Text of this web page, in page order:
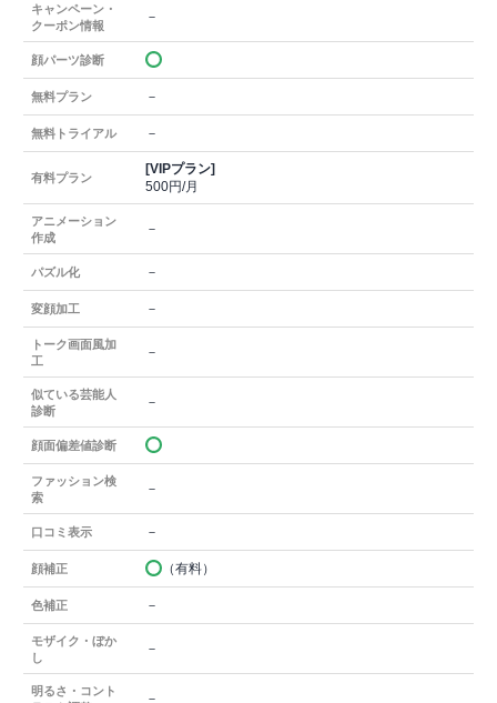
キャンペーン・
クーポン情報
－
顔パーツ診断
無料プラン －
無料トライアル －
有料プラン
[VIPプラン]
500円/月
アニメーション
作成
－
パズル化 －
変顔加工 －
トーク画面風加
工
－
似ている芸能人
診断
－
顔面偏差値診断
ファッション検
索
－
口コミ表示 －
顔補正 （有料）
色補正 －
モザイク・ぼか
し
－
明るさ・コント
－